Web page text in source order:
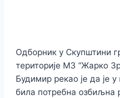
Одборник у Скупштини
територије МЗ “Жарко
Будимир рекао је да је
била потребна озбиљна